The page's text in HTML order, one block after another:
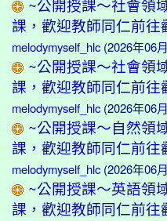
~公開授課～社會領
課，歡迎教師同仁前往
melodymyself_hlc (2026年06
~公開授課～社會領
課，歡迎教師同仁前往
melodymyself_hlc (2026年06
~公開授課～自然領
課，歡迎教師同仁前往
melodymyself_hlc (2026年06
~公開授課～英語領
課，歡迎教師同仁前往